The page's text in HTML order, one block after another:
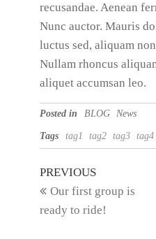
recusandae. Aenean
Nunc auctor. Mauris
luctus sed, aliquam
Nullam rhoncus
aliquet accumsan leo.
Posted in BLOG News
Tags tag1 tag2 tag3 tag4
PREVIOUS
Our first group is
ready to ride!